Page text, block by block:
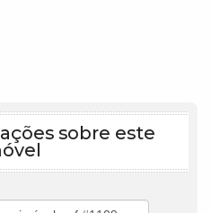
sobre este